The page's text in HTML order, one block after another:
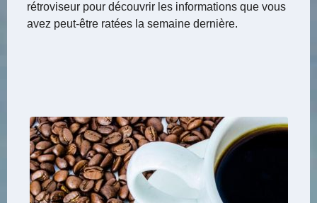
rétroviseur pour découvrir les informations que vous
avez peut-être ratées la semaine dernière.